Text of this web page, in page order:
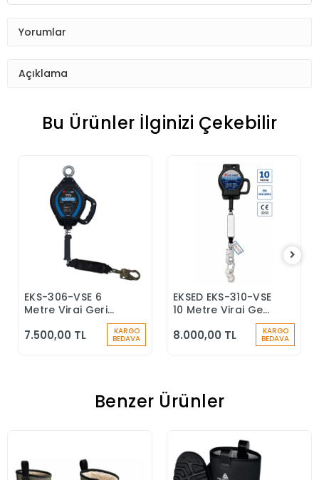
Yorumlar
Açıklama
Bu Ürünler İlginizi Çekebilir
Sepete Ekle
EKS-306-VSE 6
Metre Viraj Geri
Durdurucu Keskin
7.500,00 TL KARGO
BEDAVA
Sepete Ekle
EKSED EKS-310-VSE
10 Metre Viraj Geri
Durdurucu
8.000,00 TL KARGO
BEDAVA
Benzer Ürünler